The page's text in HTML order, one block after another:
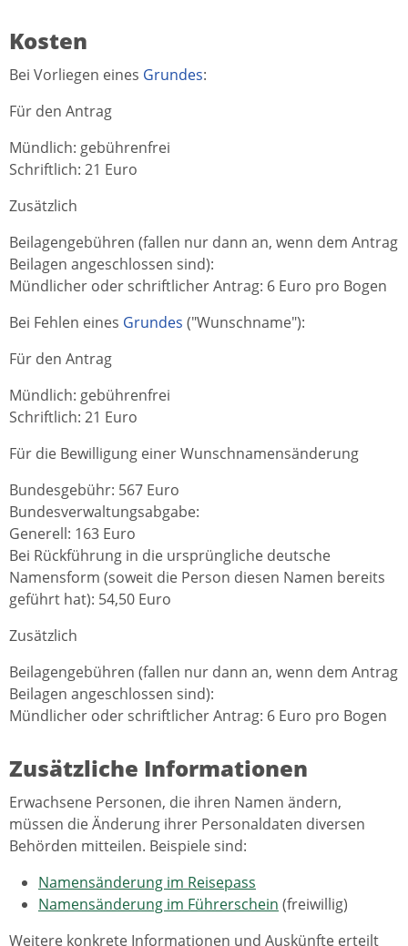
Kosten
Bei Vorliegen eines Grundes:
Für den Antrag
Mündlich: gebührenfrei
Schriftlich: 21 Euro
Zusätzlich
Beilagengebühren (fallen nur dann an, wenn dem Antrag
Beilagen angeschlossen sind):
Mündlicher oder schriftlicher Antrag: 6 Euro pro Bogen
Bei Fehlen eines Grundes ("Wunschname"):
Für den Antrag
Mündlich: gebührenfrei
Schriftlich: 21 Euro
Für die Bewilligung einer Wunschnamensänderung
Bundesgebühr: 567 Euro
Bundesverwaltungsabgabe:
Generell: 163 Euro
Bei Rückführung in die ursprüngliche deutsche
Namensform (soweit die Person diesen Namen bereits
geführt hat): 54,50 Euro
Zusätzlich
Beilagengebühren (fallen nur dann an, wenn dem Antrag
Beilagen angeschlossen sind):
Mündlicher oder schriftlicher Antrag: 6 Euro pro Bogen
Zusätzliche Informationen
Erwachsene Personen, die ihren Namen ändern,
müssen die Änderung ihrer Personaldaten diversen
Behörden mitteilen. Beispiele sind:
Namensänderung im Reisepass
Namensänderung im Führerschein (freiwillig)
Weitere konkrete Informationen und Auskünfte erteilt